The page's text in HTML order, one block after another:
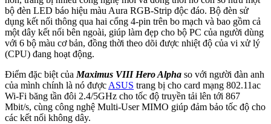
bộ đèn LED báo hiệu màu Aura RGB-Strip độc đáo. Bộ đèn sử
dụng kết nối thông qua hai cổng 4-pin trên bo mạch và bao gồm cả
một dây kết nối bên ngoài, giúp làm đẹp cho bộ PC của người dùng
với 6 bộ màu cơ bản, đồng thời theo dõi được nhiệt độ của vi xử lý
(CPU) đang hoạt động.
Điểm đặc biệt của Maximus VIII Hero Alpha so với người đàn anh
của mình chính là nó được ASUS trang bị cho card mạng 802.11ac
Wi-Fi băng tần đôi 2.4/5GHz cho tốc độ truyền tải lên tới 867
Mbit/s, cùng công nghệ Multi-User MIMO giúp đảm bảo tốc độ cho
các kết nối không dây.